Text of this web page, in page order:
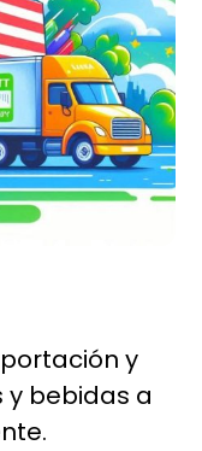
y
bebidas a